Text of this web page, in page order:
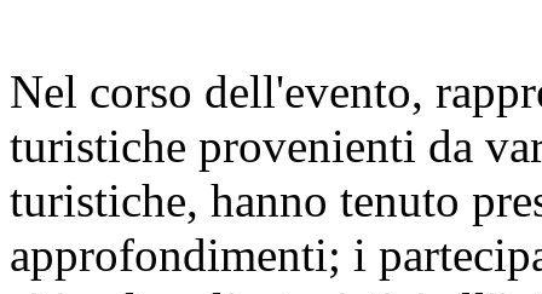
Nel corso dell'evento,
turistiche provenienti da
turistiche, hanno tenuto
approfondimenti; i